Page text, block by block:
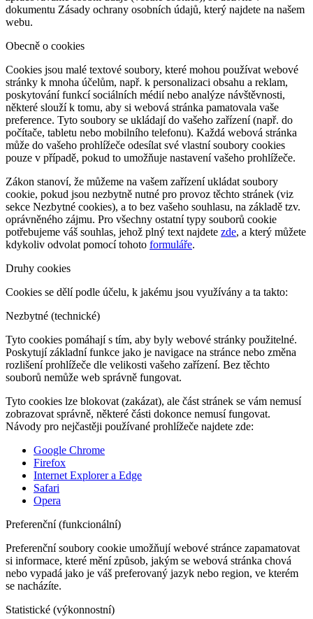
dokumentu Zásady ochrany osobních údajů, který najdete na našem
webu.
Obecně o cookies
Cookies jsou malé textové soubory, které mohou používat webové
stránky k mnoha účelům, např. k personalizaci obsahu a reklam,
poskytování funkcí sociálních médií nebo analýze návštěvnosti,
některé slouží k tomu, aby si webová stránka pamatovala vaše
preference. Tyto soubory se ukládají do vašeho zařízení (např. do
počítače, tabletu nebo mobilního telefonu). Každá webová stránka
může do vašeho prohlížeče odesílat své vlastní soubory cookies
pouze v případě, pokud to umožňuje nastavení vašeho prohlížeče.
Zákon stanoví, že můžeme na vašem zařízení ukládat soubory
cookie, pokud jsou nezbytně nutné pro provoz těchto stránek (viz
sekce Nezbytné cookies), a to bez vašeho souhlasu, na základě tzv.
oprávněného zájmu. Pro všechny ostatní typy souborů cookie
potřebujeme váš souhlas, jehož plný text najdete zde, a který můžete
kdykoliv odvolat pomocí tohoto formuláře.
Druhy cookies
Cookies se dělí podle účelu, k jakému jsou využívány a ta takto:
Nezbytné (technické)
Tyto cookies pomáhají s tím, aby byly webové stránky použitelné.
Poskytují základní funkce jako je navigace na stránce nebo změna
rozlišení prohlížeče dle velikosti vašeho zařízení. Bez těchto
souborů nemůže web správně fungovat.
Tyto cookies lze blokovat (zakázat), ale část stránek se vám nemusí
zobrazovat správně, některé části dokonce nemusí fungovat.
Návody pro nejčastěji používané prohlížeče najdete zde:
Google Chrome
Firefox
Internet Explorer a Edge
Safari
Opera
Preferenční (funkcionální)
Preferenční soubory cookie umožňují webové stránce zapamatovat
si informace, které mění způsob, jakým se webová stránka chová
nebo vypadá jako je váš preferovaný jazyk nebo region, ve kterém
se nacházíte.
Statistické (výkonnostní)